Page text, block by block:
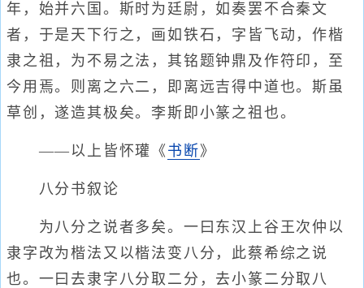
年，始并六国。斯时为廷尉，如奏罢不合秦文
者，于是天下行之，画如铁石，字皆飞动，作楷
隶之祖，为不易之法，其铭题钟鼎及作符印，至
今用焉。则离之六二，即离远吉得中道也。斯虽
草创，遂造其极矣。李斯即小篆之祖也。
——以上皆怀瓘《 书断》
八分书叙论
为八分之说者多矣。一曰东汉上谷王次仲以
隶字改为楷法又以楷法变八分，此蔡希综之说
也。一曰去隶字八分取二分，去小篆二分取八